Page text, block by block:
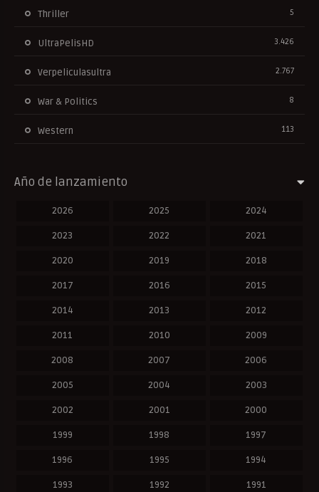
Thriller 5
UltraPelisHD 3.426
Verpeliculasultra 2.767
War & Politics 8
Western 113
Año de lanzamiento
2026 2025 2024
2023 2022 2021
2020 2019 2018
2017 2016 2015
2014 2013 2012
2011 2010 2009
2008 2007 2006
2005 2004 2003
2002 2001 2000
1999 1998 1997
1996 1995 1994
1993 1992 1991